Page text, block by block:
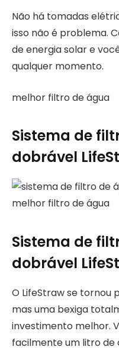
Não há tomadas
isso não é problema.
de energia solar e
qualquer momento.
melhor filtro de água
Sistema de
dobrável
melhor filtro de água
Sistema de
dobrável
O LifeStraw se tornou
mas uma bexiga
investimento melhor.
facilmente um litro de